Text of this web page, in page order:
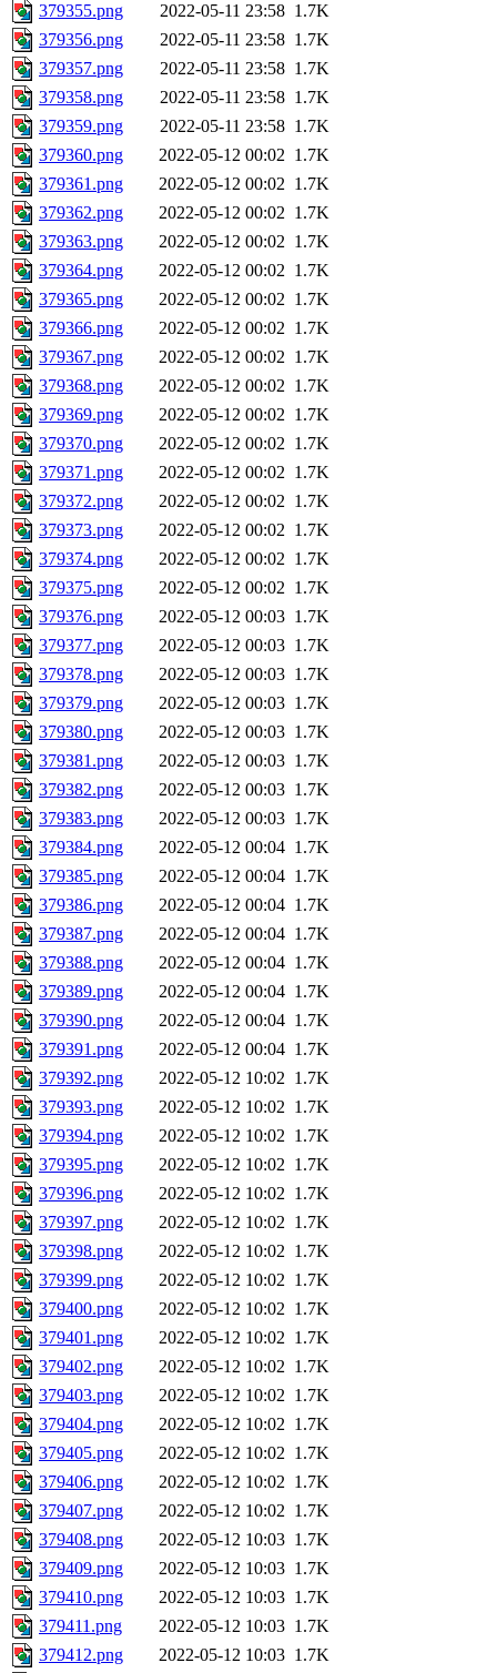
379355.png 2022-05-11 23:58 1.7K
379356.png
2022-05-11 23:58 1.7K
379357.png
2022-05-11 23:58 1.7K
379358.png
2022-05-11 23:58 1.7K
379359.png
2022-05-11 23:58 1.7K
379360.png
2022-05-12 00:02 1.7K
379361.png
2022-05-12 00:02 1.7K
379362.png
2022-05-12 00:02 1.7K
379363.png
2022-05-12 00:02 1.7K
379364.png
2022-05-12 00:02 1.7K
379365.png
2022-05-12 00:02 1.7K
379366.png
2022-05-12 00:02 1.7K
379367.png
2022-05-12 00:02 1.7K
379368.png
2022-05-12 00:02 1.7K
379369.png
2022-05-12 00:02 1.7K
379370.png
2022-05-12 00:02 1.7K
379371.png
2022-05-12 00:02 1.7K
379372.png
2022-05-12 00:02 1.7K
379373.png
2022-05-12 00:02 1.7K
379374.png
2022-05-12 00:02 1.7K
379375.png
2022-05-12 00:02 1.7K
379376.png
2022-05-12 00:03 1.7K
379377.png
2022-05-12 00:03 1.7K
379378.png
2022-05-12 00:03 1.7K
379379.png
2022-05-12 00:03 1.7K
379380.png
2022-05-12 00:03 1.7K
379381.png
2022-05-12 00:03 1.7K
379382.png
2022-05-12 00:03 1.7K
379383.png
2022-05-12 00:03 1.7K
379384.png
2022-05-12 00:04 1.7K
379385.png
2022-05-12 00:04 1.7K
379386.png
2022-05-12 00:04 1.7K
379387.png
2022-05-12 00:04 1.7K
379388.png
2022-05-12 00:04 1.7K
379389.png
2022-05-12 00:04 1.7K
379390.png
2022-05-12 00:04 1.7K
379391.png
2022-05-12 00:04 1.7K
379392.png
2022-05-12 10:02 1.7K
379393.png
2022-05-12 10:02 1.7K
379394.png
2022-05-12 10:02 1.7K
379395.png
2022-05-12 10:02 1.7K
379396.png
2022-05-12 10:02 1.7K
379397.png
2022-05-12 10:02 1.7K
379398.png
2022-05-12 10:02 1.7K
379399.png
2022-05-12 10:02 1.7K
379400.png
2022-05-12 10:02 1.7K
379401.png
2022-05-12 10:02 1.7K
379402.png
2022-05-12 10:02 1.7K
379403.png
2022-05-12 10:02 1.7K
379404.png
2022-05-12 10:02 1.7K
379405.png
2022-05-12 10:02 1.7K
379406.png
2022-05-12 10:02 1.7K
379407.png
2022-05-12 10:02 1.7K
379408.png
2022-05-12 10:03 1.7K
379409.png
2022-05-12 10:03 1.7K
379410.png
2022-05-12 10:03 1.7K
379411.png
2022-05-12 10:03 1.7K
379412.png
2022-05-12 10:03 1.7K